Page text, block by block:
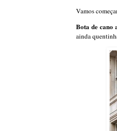
Vamos
Bota de cano
ainda